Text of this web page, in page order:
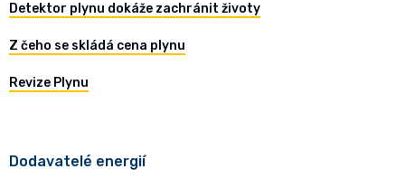
Detektor plynu dokáže zachránit životy
Z čeho se skládá cena plynu
Revize Plynu
Dodavatelé energií